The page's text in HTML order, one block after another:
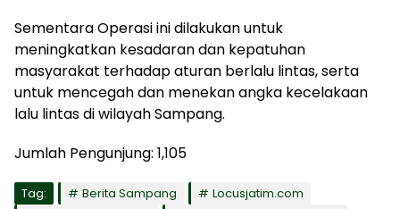
Sementara Operasi ini dilakukan untuk
meningkatkan kesadaran dan kepatuhan
masyarakat terhadap aturan berlalu lintas, serta
untuk mencegah dan menekan angka kecelakaan
lalu lintas di wilayah Sampang.
Jumlah Pengunjung: 1,105
Tag: Berita Sampang
Locusjatim.com